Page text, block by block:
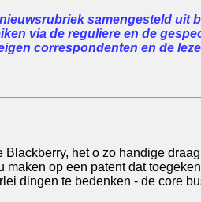
samengesteld uit
via de reguliere en de
correspondenten en de
het o zo handige
op een patent dat
dingen te bedenken - de core